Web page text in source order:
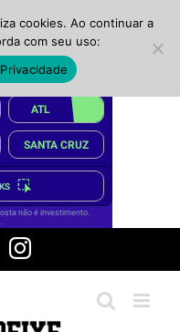
Instagram
cookies. Ao continuar a
com seu uso: